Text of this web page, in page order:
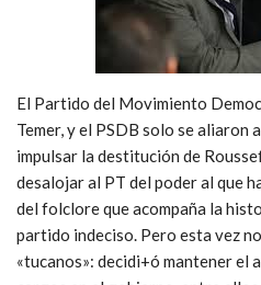
El Partido del Movimiento
Temer, y el PSDB solo se aliaron
impulsar la destitución de
desalojar al PT del poder al que
del folclore que acompaña la
partido indeciso. Pero esta vez
«tucanos»: decidi+ó mantener el